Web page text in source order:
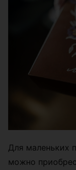
Для маленьких
можно